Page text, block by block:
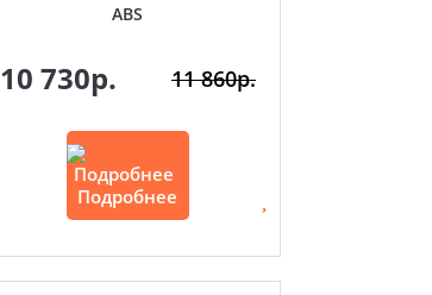
ABS
10 730р. 11 860р.
Подробнее